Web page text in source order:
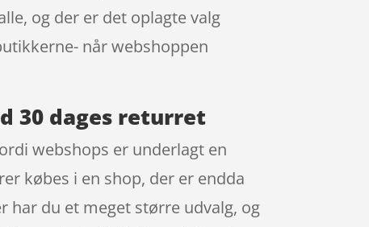
og der er det oplagte valg
når webshoppen
30 dages returret
webshops er underlagt en
købes i en shop, der er endda
har du et meget større udvalg, og